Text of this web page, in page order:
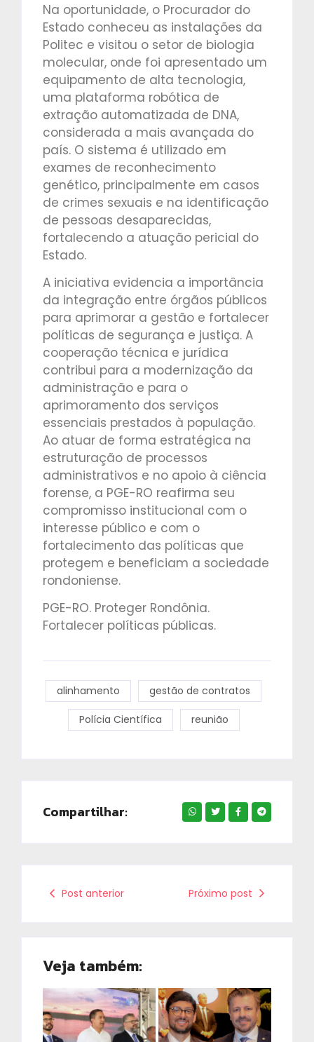
Na oportunidade, o Procurador do
Estado conheceu as instalações da
Politec e visitou o setor de biologia
molecular, onde foi apresentado um
equipamento de alta tecnologia,
uma plataforma robótica de
extração automatizada de DNA,
considerada a mais avançada do
país. O sistema é utilizado em
exames de reconhecimento
genético, principalmente em casos
de crimes sexuais e na identificação
de pessoas desaparecidas,
fortalecendo a atuação pericial do
Estado.
A iniciativa evidencia a importância
da integração entre órgãos públicos
para aprimorar a gestão e fortalecer
políticas de segurança e justiça. A
cooperação técnica e jurídica
contribui para a modernização da
administração e para o
aprimoramento dos serviços
essenciais prestados à população.
Ao atuar de forma estratégica na
estruturação de processos
administrativos e no apoio à ciência
forense, a PGE-RO reafirma seu
compromisso institucional com o
interesse público e com o
fortalecimento das políticas que
protegem e beneficiam a sociedade
rondoniense.
PGE-RO. Proteger Rondônia.
Fortalecer políticas públicas.
alinhamento gestão de contratos
Polícia Científica reunião
Compartilhar:
Post anterior Próximo post
Veja também: